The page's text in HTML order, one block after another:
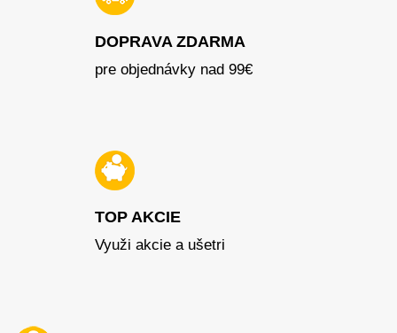
DOPRAVA ZDARMA
pre objednávky nad 99€
TOP AKCIE
Využi akcie a ušetri